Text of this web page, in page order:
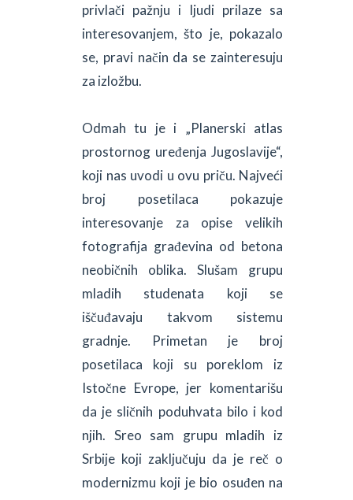
privlači pažnju i ljudi prilaze sa
interesovanjem, što je, pokazalo
se, pravi način da se zainteresuju
za izložbu.
Odmah tu je i „Planerski atlas
prostornog uređenja Jugoslavije“,
koji nas uvodi u ovu priču. Najveći
broj posetilaca pokazuje
interesovanje za opise velikih
fotografija građevina od betona
neobičnih oblika. Slušam grupu
mladih studenata koji se
iščuđavaju takvom sistemu
gradnje. Primetan je broj
posetilaca koji su poreklom iz
Istočne Evrope, jer komentarišu
da je sličnih poduhvata bilo i kod
njih. Sreo sam grupu mladih iz
Srbije koji zaključuju da je reč o
modernizmu koji je bio osuđen na